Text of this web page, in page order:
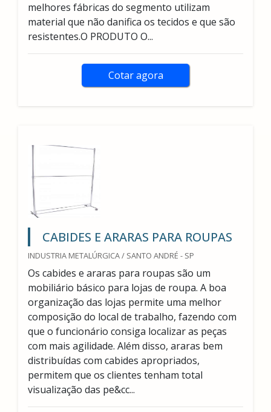
melhores fábricas do segmento utilizam
material que não danifica os tecidos e que são
resistentes.O PRODUTO O...
Cotar agora
CABIDES E ARARAS PARA ROUPAS
INDUSTRIA METALÚRGICA / SANTO ANDRÉ - SP
Os cabides e araras para roupas são um
mobiliário básico para lojas de roupa. A boa
organização das lojas permite uma melhor
composição do local de trabalho, fazendo com
que o funcionário consiga localizar as peças
com mais agilidade. Além disso, araras bem
distribuídas com cabides apropriados,
permitem que os clientes tenham total
visualização das pe&cc...